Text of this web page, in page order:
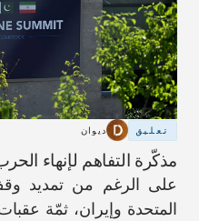
تعليق ديوان
مذكّرة التفاهم لإنهاء
على الرغم من تمديد وقف
المتحدة وإيران، ثمّة